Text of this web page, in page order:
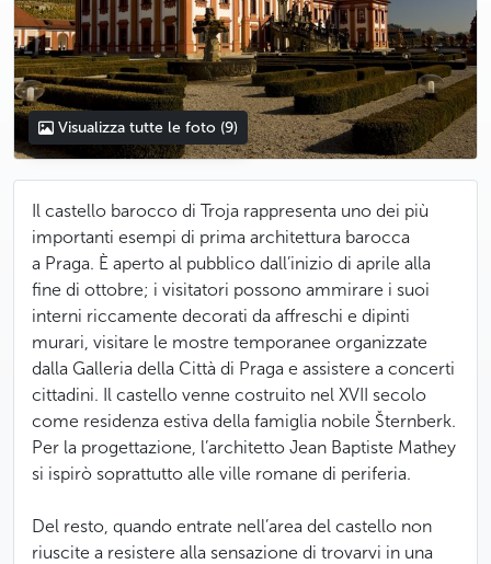
Visualizza tutte le foto (9)
Il castello barocco di Troja rappresenta uno dei più
importanti esempi di prima architettura barocca
a Praga. È aperto al pubblico dall’inizio di aprile alla
fine di ottobre; i visitatori possono ammirare i suoi
interni riccamente decorati da affreschi e dipinti
murari, visitare le mostre temporanee organizzate
dalla Galleria della Città di Praga e assistere a concerti
cittadini. Il castello venne costruito nel XVII secolo
come residenza estiva della famiglia nobile Šternberk.
Per la progettazione, l’architetto Jean Baptiste Mathey
si ispirò soprattutto alle ville romane di periferia.
Del resto, quando entrate nell’area del castello non
riuscite a resistere alla sensazione di trovarvi in una